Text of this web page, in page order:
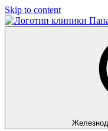
Skip to content